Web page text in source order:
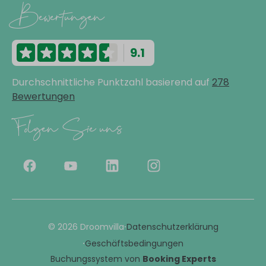
Bewertungen
9.1
Durchschnittliche Punktzahl basierend auf 278
Bewertungen
Folgen Sie uns
© 2026 Droomvilla·Datenschutzerklärung
·Geschäftsbedingungen
Buchungssystem von Booking Experts